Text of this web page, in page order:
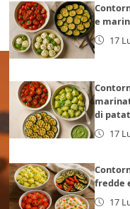
e
17
di
17
fredde
17